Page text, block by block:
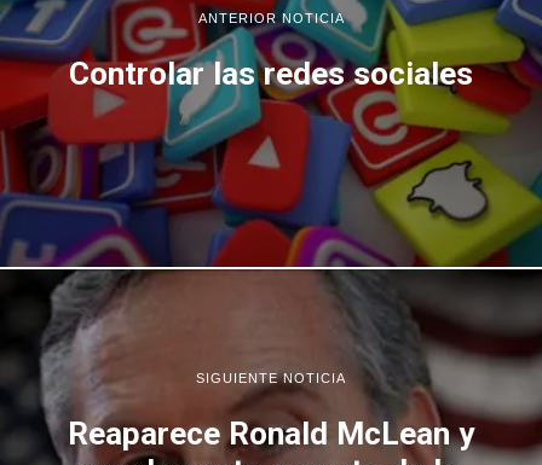
ANTERIOR NOTICIA
Controlar las redes sociales
SIGUIENTE NOTICIA
Reaparece Ronald McLean y